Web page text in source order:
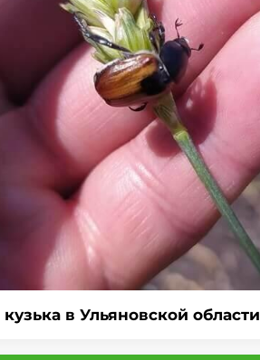
в Ульяновской области